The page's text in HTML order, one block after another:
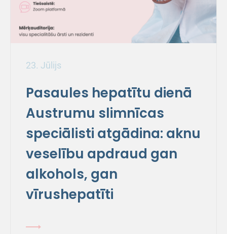
23. Jūlijs
Pasaules hepatītu dienā
Austrumu slimnīcas
speciālisti atgādina: aknu
veselību apdraud gan
alkohols, gan
vīrushepatīti